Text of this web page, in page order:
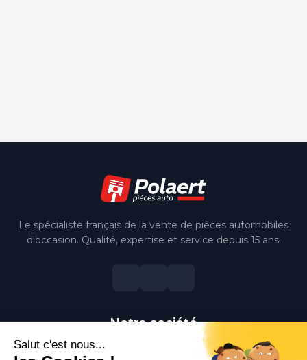
Le spécialiste français de la vente de pièces automobiles
d'occasion. Qualité, expertise et service depuis 15 ans.
Notre société